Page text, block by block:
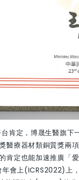
肯定，博晟生醫旗
醫療器材類銅質獎兩
肯定也能加速推廣
會上(ICRS2022)上